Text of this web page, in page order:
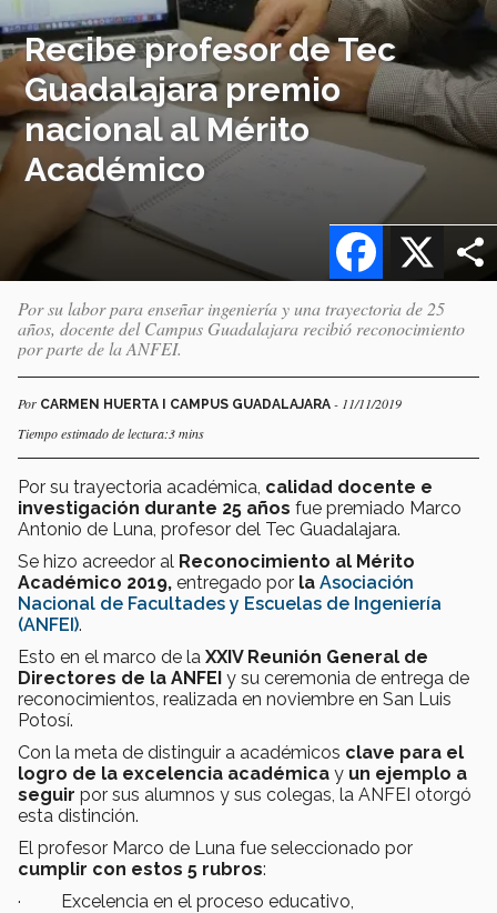
Recibe profesor de Tec
Guadalajara premio
nacional al Mérito
Académico
X
Facebook
Por su labor para enseñar ingeniería y una trayectoria de 25
años, docente del Campus Guadalajara recibió reconocimiento
por parte de la ANFEI.
Por CARMEN HUERTA I CAMPUS GUADALAJARA - 11/11/2019
Tiempo estimado de lectura:3 mins
Por su trayectoria académica, calidad docente e
investigación durante 25 años fue premiado Marco
Antonio de Luna, profesor del Tec Guadalajara.
Se hizo acreedor al Reconocimiento al Mérito
Académico 2019, entregado por la Asociación
Nacional de Facultades y Escuelas de Ingeniería
(ANFEI).
Esto en el marco de la XXIV Reunión General de
Directores de la ANFEI y su ceremonia de entrega de
reconocimientos, realizada en noviembre en San Luis
Potosí.
Con la meta de distinguir a académicos clave para el
logro de la excelencia académica y un ejemplo a
seguir por sus alumnos y sus colegas, la ANFEI otorgó
esta distinción.
El profesor Marco de Luna fue seleccionado por
cumplir con estos 5 rubros:
· Excelencia en el proceso educativo,